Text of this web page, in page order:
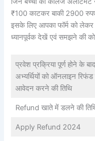
₹100 काटकर बाकी 2900
इसके लिए आपका फॉर्म को लेकर
ध्यानपूर्वक देखें एवं समझने की
प्रवेश प्रक्रिया पूर्ण होने के बाद
अभ्यर्थियों को ऑनलाइन रिफंड
आवेदन करने की तिथि
Refund खाते में डलने की
Apply Refund 2024